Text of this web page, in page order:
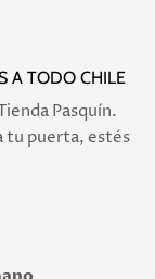
A TODO CHILE
Pasquín.
tu puerta, estés